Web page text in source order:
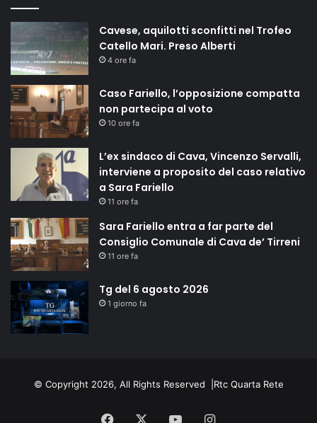
Cavese, aquilotti sconfitti nel Trofeo
Catello Mari. Preso Alberti
4 ore fa
Caso Fariello, l’opposizione compatta
non partecipa al voto
10 ore fa
L’ex sindaco di Cava, Vincenzo Servalli,
interviene a proposito del caso relativo
a Sara Fariello
11 ore fa
Sara Fariello entra a far parte del
Consiglio Comunale di Cava de’ Tirreni
11 ore fa
Tg del 6 agosto 2026
1 giorno fa
© Copyright 2026, All Rights Reserved | Rtc Quarta Rete
Facebook You Instagram